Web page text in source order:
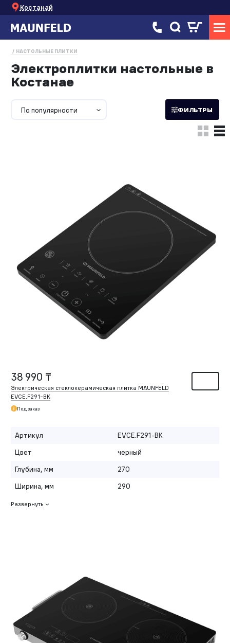
Костанай
НАСТОЛЬНЫЕ ПЛИТКИ
Электроплитки настольные в
Костанае
По популярности ФИЛЬТРЫ
38 990 ₸
Электрическая стеклокерамическая плитка MAUNFELD
EVCE.F291-BK
Под заказ
Артикул
EVCE.F291-BK
Цвет
черный
Глубина, мм
270
Ширина, мм
290
Развернуть